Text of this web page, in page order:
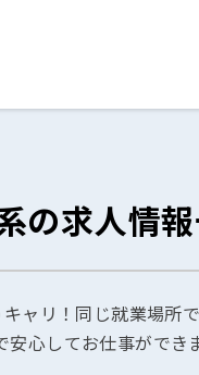
の求人情
ャリ！同じ就業場所
心してお仕事ができ